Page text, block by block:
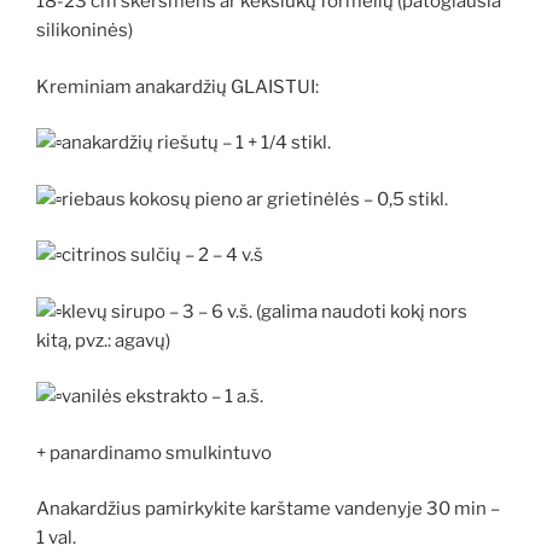
silikoninės)
Kreminiam anakardžių GLAISTUI:
anakardžių riešutų – 1 + 1/4 stikl.
riebaus kokosų pieno ar grietinėlės – 0,5 stikl.
citrinos sulčių – 2 – 4 v.š
klevų sirupo – 3 – 6 v.š. (galima naudoti kokį nors
kitą, pvz.: agavų)
vanilės ekstrakto – 1 a.š.
+ panardinamo smulkintuvo
Anakardžius pamirkykite karštame vandenyje 30 min –
1 val.